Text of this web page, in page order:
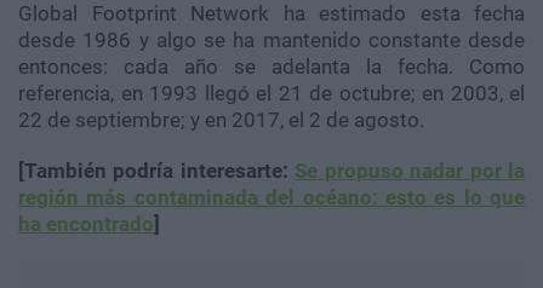
Global Footprint Network ha estimado esta fecha
desde 1986 y algo se ha mantenido constante desde
entonces: cada año se adelanta la fecha. Como
referencia, en 1993 llegó el 21 de octubre; en 2003, el
22 de septiembre; y en 2017, el 2 de agosto.
[También podría interesarte: Se propuso nadar por la
región más contaminada del océano: esto es lo que
ha encontrado]